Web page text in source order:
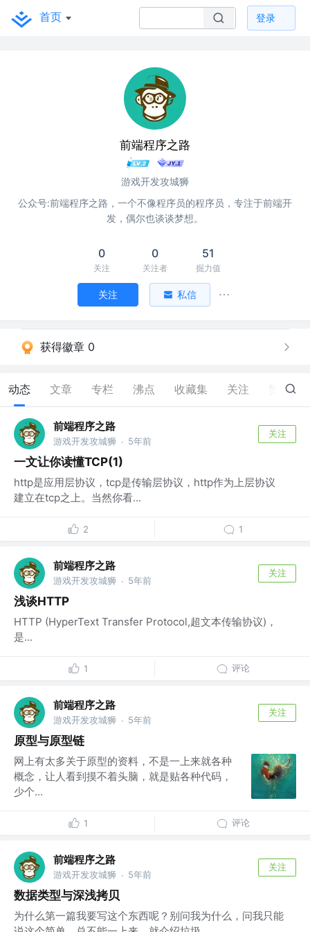
首页 登录
前端程序之路
游戏开发攻城狮
公众号:前端程序之路，一个不像程序员的程序员，专注于前端开
发，偶尔也谈谈梦想。
0
关注
0
关注者
51
掘力值
关注 私信
获得徽章 0
动态 文章 专栏 沸点 收藏集 关注 4
前端程序之路
游戏开发攻城狮 · 5年前
关注
一文让你读懂TCP(1)
http是应用层协议，tcp是传输层协议，http作为上层协议
建立在tcp之上。当然你看...
2 1
前端程序之路
游戏开发攻城狮 · 5年前
关注
浅谈HTTP
HTTP (HyperText Transfer Protocol,超文本传输协议)，
是...
1 评论
前端程序之路
游戏开发攻城狮 · 5年前
关注
原型与原型链
网上有太多关于原型的资料，不是一上来就各种
概念，让人看到摸不着头脑，就是贴各种代码，
少个...
1 评论
前端程序之路
游戏开发攻城狮 · 5年前
关注
数据类型与深浅拷贝
为什么第一篇我要写这个东西呢？别问我为什么，问我只能